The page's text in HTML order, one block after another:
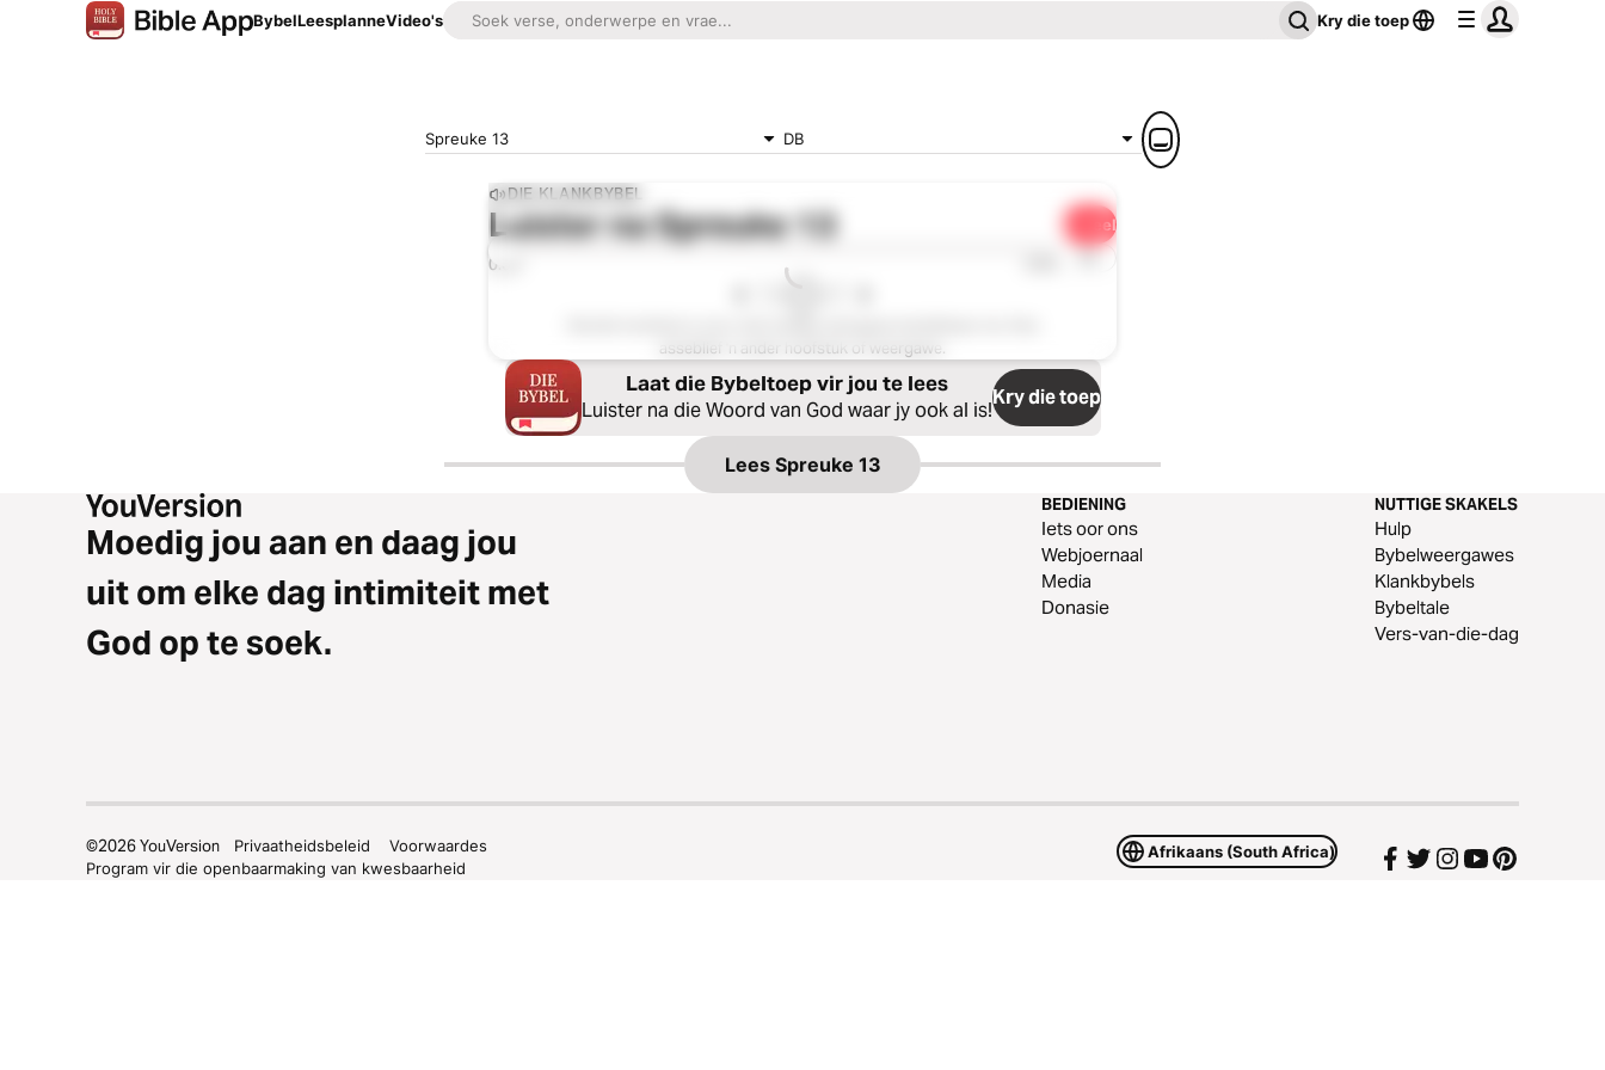
BybelLeesplanneVideo's Kry die toep
Spreuke 13 DB
DIE KLANKBYBEL
Luister naSpreuke 13 Deel
0:00 1 x
asseblief 'n ander hoofstuk of weergawe.
Laat die Bybeltoep vir jou te lees
Luister na die Woord van God waar jy ook al is!Kry die toep
Lees Spreuke 13
Moedig jou aan en daag jou
uit om elke dag intimiteit met
God op te soek.
BEDIENING
Iets oor ons
Webjoernaal
Media
Donasie
NUTTIGE SKAKELS
Hulp
Bybelweergawes
Klankbybels
Bybeltale
Vers-van-die-dag
Afrikaans (South Africa)
©2026YouVersion Privaatheidsbeleid
Voorwaardes
Program vir die openbaarmaking van kwesbaarheid